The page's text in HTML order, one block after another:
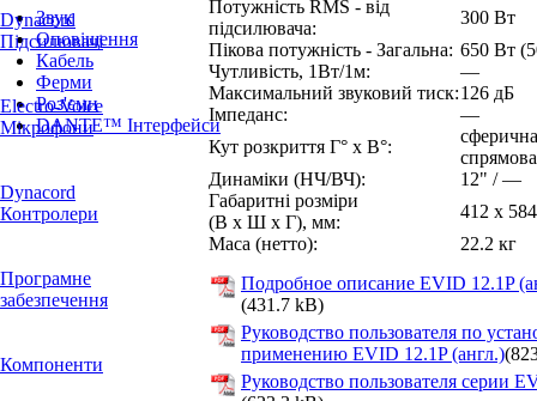
Звук
Оповіщення
Кабель
Ферми
Роз'єми
DANTE™ Інтерфейси
Dynacord
Підсилювачі
Electro-Voice
Мікрофони
Dynacord
Контролери
Програмне
забезпечення
Компоненти
Потужність RMS - від
підсилювача:
300 Вт
Пікова потужність - Загальна: 650 Вт
Чутливість, 1Вт/1м:
—
Максимальний звуковий тиск:126 дБ
Імпеданс:
—
Кут розкриття Г° x В°:
сферична
Динаміки (НЧ/ВЧ):
12" / —
Габаритні розміри
(В x Ш x Г), мм:
412 x
Маса (нетто):
22.2 кг
Подробное описание EVID 12.1P
(431.7 kB)
Руководство пользователя по
применению EVID 12.1P (англ.)
Руководство пользователя серии